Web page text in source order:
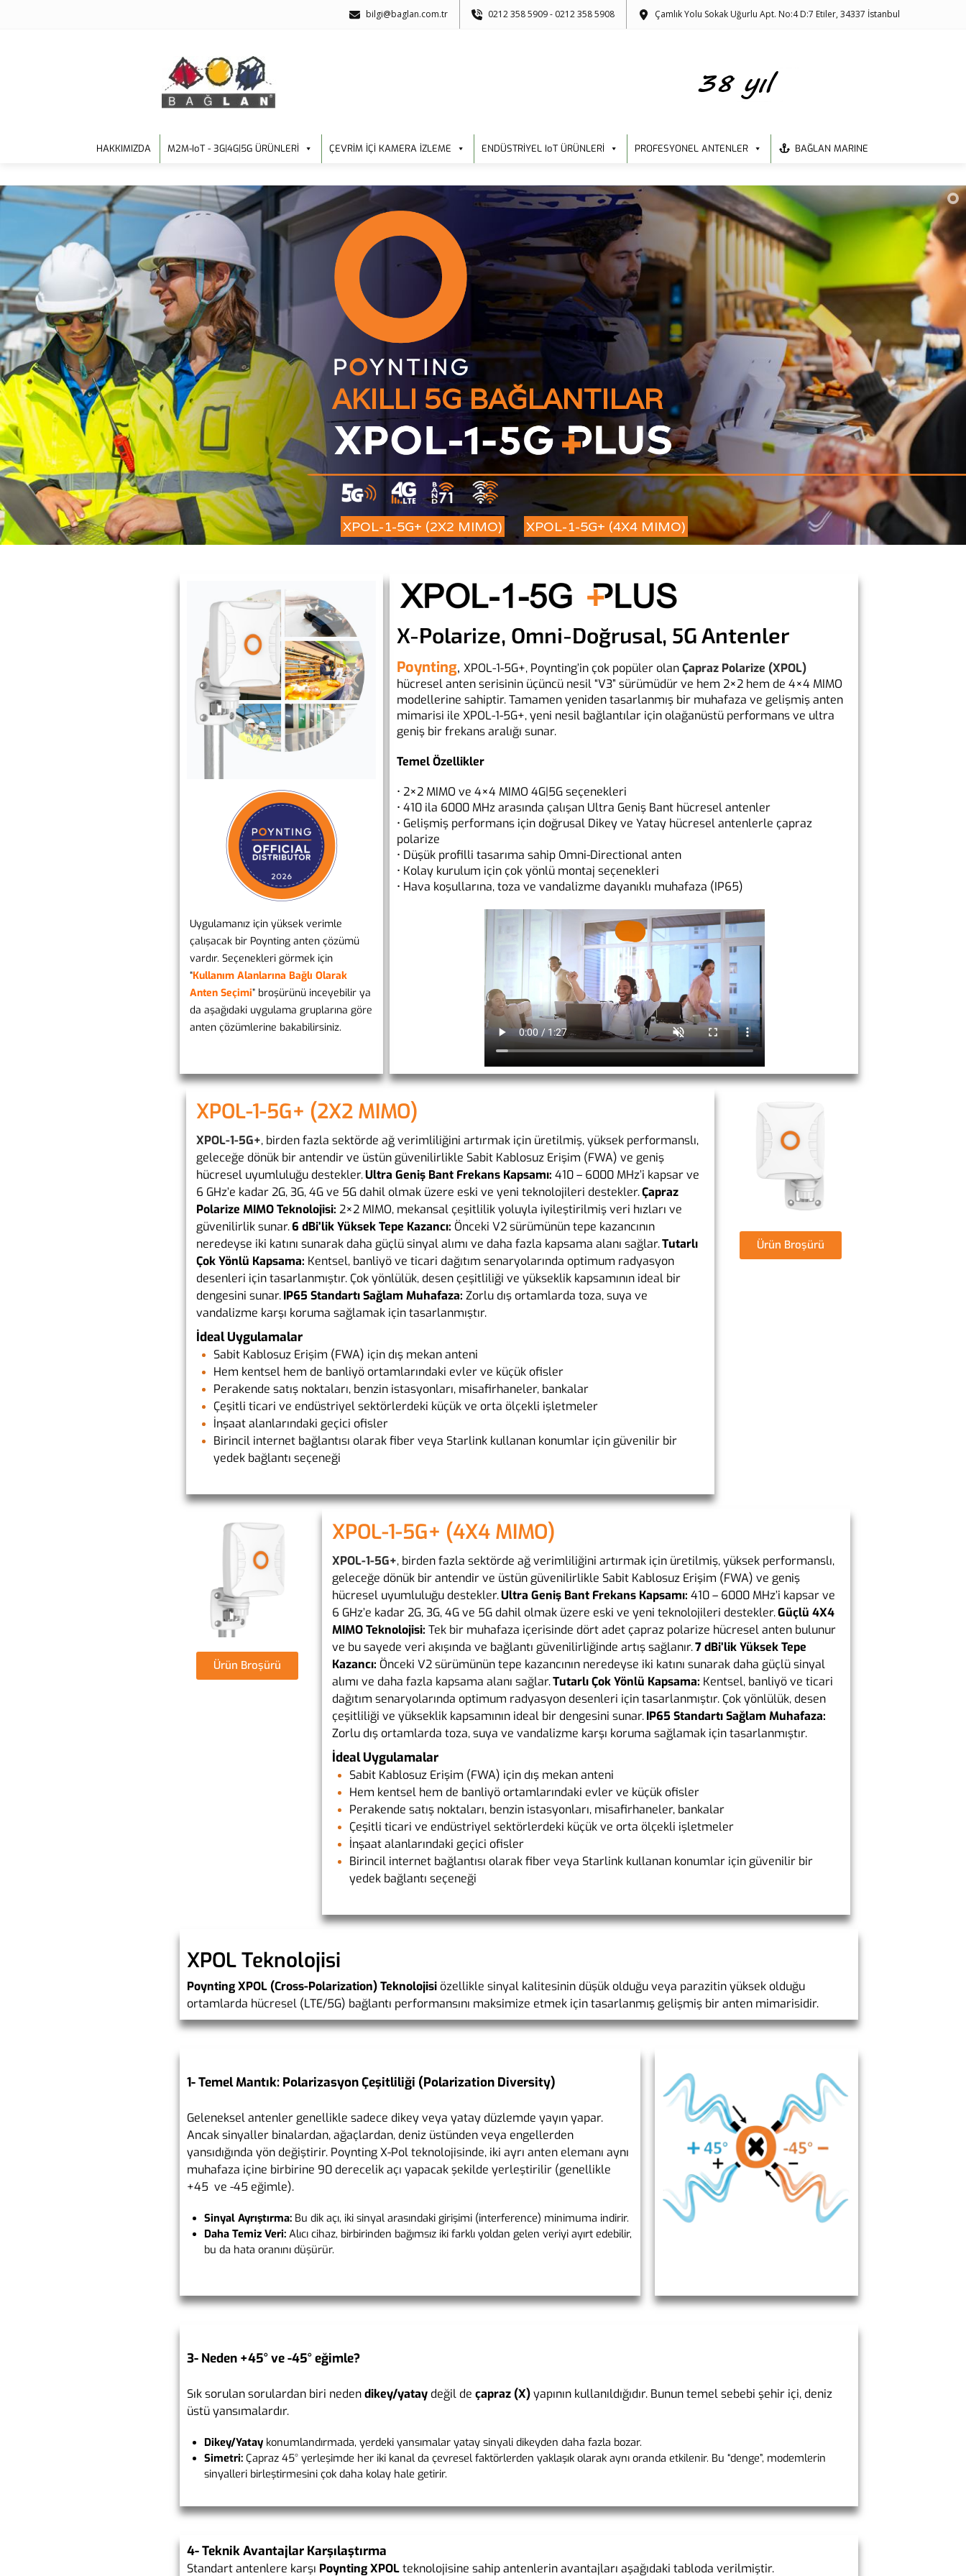
bilgi@baglan.com.tr 0212 358 5909 - 0212 358 5908 Çamlık Yolu Sokak Uğurlu Apt. No:4 D:7 Etiler, 34337 İstanbul
HAKKIMIZDA M2M-IoT - 3G|4G|5G ÜRÜNLERİ ÇEVRİM İÇİ KAMERA İZLEME ENDÜSTRİYEL IoT ÜRÜNLERİ PROFESYONEL ANTENLER BAĞLAN MARINE
AKILLI 5G BAĞLANTILAR
XPOL-1-5G+ (2X2 MIMO) XPOL-1-5G+ (4X4 MIMO)
Uygulamanız için yüksek verimle
çalışacak bir Poynting anten çözümü
vardır. Seçenekleri görmek için
“Kullanım Alanlarına Bağlı Olarak
Anten Seçimi” broşürünü inceyebilir ya
da aşağıdaki uygulama gruplarına göre
anten çözümlerine bakabilirsiniz.
X-Polarize, Omni-Doğrusal, 5G Antenler
Poynting,XPOL-1-5G+, Poynting’in çok popüler olanÇapraz Polarize (XPOL)
hücresel anten serisinin üçüncü nesil “V3” sürümüdür ve hem 2×2 hem de 4×4 MIMO
modellerine sahiptir. Tamamen yeniden tasarlanmış bir muhafaza ve gelişmiş anten
mimarisi ile XPOL-1-5G+, yeni nesil bağlantılar için olağanüstü performans ve ultra
geniş bir frekans aralığı sunar.
Temel Özellikler
• 2×2 MIMO ve 4×4 MIMO 4G|5G seçenekleri
• 410 ila 6000 MHz arasında çalışan Ultra Geniş Bant hücresel antenler
• Gelişmiş performans için doğrusal Dikey ve Yatay hücresel antenlerle çapraz
polarize
• Düşük profilli tasarıma sahip Omni-Directional anten
• Kolay kurulum için çok yönlü montaj seçenekleri
• Hava koşullarına, toza ve vandalizme dayanıklı muhafaza (IP65)
XPOL-1-5G+ (2X2 MIMO)
XPOL-1-5G+, birden fazla sektörde ağ verimliliğini artırmak için üretilmiş, yüksek performanslı,
geleceğe dönük bir antendir ve üstün güvenilirlikle Sabit Kablosuz Erişim (FWA) ve geniş
hücresel uyumluluğu destekler.Ultra Geniş Bant Frekans Kapsamı: 410 – 6000 MHz’i kapsar ve
6 GHz’e kadar 2G, 3G, 4G ve 5G dahil olmak üzere eski ve yeni teknolojileri destekler.Çapraz
Polarize MIMO Teknolojisi: 2×2 MIMO, mekansal çeşitlilik yoluyla iyileştirilmiş veri hızları ve
güvenilirlik sunar.6 dBi’lik Yüksek Tepe Kazancı: Önceki V2 sürümünün tepe kazancının
neredeyse iki katını sunarak daha güçlü sinyal alımı ve daha fazla kapsama alanı sağlar.Tutarlı
Çok Yönlü Kapsama: Kentsel, banliyö ve ticari dağıtım senaryolarında optimum radyasyon
desenleri için tasarlanmıştır. Çok yönlülük, desen çeşitliliği ve yükseklik kapsamının ideal bir
dengesini sunar.IP65 Standartı Sağlam Muhafaza: Zorlu dış ortamlarda toza, suya ve
vandalizme karşı koruma sağlamak için tasarlanmıştır.
İdeal Uygulamalar
Sabit Kablosuz Erişim (FWA) için dış mekan anteni
Hem kentsel hem de banliyö ortamlarındaki evler ve küçük ofisler
Perakende satış noktaları, benzin istasyonları, misafirhaneler, bankalar
Çeşitli ticari ve endüstriyel sektörlerdeki küçük ve orta ölçekli işletmeler
İnşaat alanlarındaki geçici ofisler
Birincil internet bağlantısı olarak fiber veya Starlink kullanan konumlar için güvenilir bir
yedek bağlantı seçeneği
Ürün Broşürü
Ürün Broşürü
XPOL-1-5G+ (4X4 MIMO)
XPOL-1-5G+, birden fazla sektörde ağ verimliliğini artırmak için üretilmiş, yüksek performanslı,
geleceğe dönük bir antendir ve üstün güvenilirlikle Sabit Kablosuz Erişim (FWA) ve geniş
hücresel uyumluluğu destekler.Ultra Geniş Bant Frekans Kapsamı: 410 – 6000 MHz’i kapsar ve
6 GHz’e kadar 2G, 3G, 4G ve 5G dahil olmak üzere eski ve yeni teknolojileri destekler.Güçlü 4X4
MIMO Teknolojisi: Tek bir muhafaza içerisinde dört adet çapraz polarize hücresel anten bulunur
ve bu sayede veri akışında ve bağlantı güvenilirliğinde artış sağlanır.7 dBi’lik Yüksek Tepe
Kazancı: Önceki V2 sürümünün tepe kazancının neredeyse iki katını sunarak daha güçlü sinyal
alımı ve daha fazla kapsama alanı sağlar.Tutarlı Çok Yönlü Kapsama: Kentsel, banliyö ve ticari
dağıtım senaryolarında optimum radyasyon desenleri için tasarlanmıştır. Çok yönlülük, desen
çeşitliliği ve yükseklik kapsamının ideal bir dengesini sunar. IP65 Standartı Sağlam Muhafaza:
Zorlu dış ortamlarda toza, suya ve vandalizme karşı koruma sağlamak için tasarlanmıştır.
İdeal Uygulamalar
Sabit Kablosuz Erişim (FWA) için dış mekan anteni
Hem kentsel hem de banliyö ortamlarındaki evler ve küçük ofisler
Perakende satış noktaları, benzin istasyonları, misafirhaneler, bankalar
Çeşitli ticari ve endüstriyel sektörlerdeki küçük ve orta ölçekli işletmeler
İnşaat alanlarındaki geçici ofisler
Birincil internet bağlantısı olarak fiber veya Starlink kullanan konumlar için güvenilir bir
yedek bağlantı seçeneği
XPOL Teknolojisi
Poynting XPOL (Cross-Polarization) Teknolojisi özellikle sinyal kalitesinin düşük olduğu veya parazitin yüksek olduğu
ortamlarda hücresel (LTE/5G) bağlantı performansını maksimize etmek için tasarlanmış gelişmiş bir anten mimarisidir.
1- Temel Mantık: Polarizasyon Çeşitliliği (Polarization Diversity)
Geleneksel antenler genellikle sadece dikey veya yatay düzlemde yayın yapar.
Ancak sinyaller binalardan, ağaçlardan, deniz üstünden veya engellerden
yansıdığında yön değiştirir. Poynting X-Pol teknolojisinde, iki ayrı anten elemanı aynı
muhafaza içine birbirine 90 derecelik açı yapacak şekilde yerleştirilir (genellikle
+45 ve -45 eğimle).
Sinyal Ayrıştırma: Bu dik açı, iki sinyal arasındaki girişimi (interference) minimuma indirir.
Daha Temiz Veri: Alıcı cihaz, birbirinden bağımsız iki farklı yoldan gelen veriyi ayırt edebilir,
bu da hata oranını düşürür.
3- Neden +45° ve -45° eğimle?
Sık sorulan sorulardan biri nedendikey/yatay değil de çapraz (X)yapının kullanıldığıdır. Bunun temel sebebi şehir içi, deniz
üstü yansımalardır.
Dikey/Yatay konumlandırmada, yerdeki yansımalar yatay sinyali dikeyden daha fazla bozar.
Simetri: Çapraz 45° yerleşimde her iki kanal da çevresel faktörlerden yaklaşık olarak aynı oranda etkilenir. Bu “denge”, modemlerin
sinyalleri birleştirmesini çok daha kolay hale getirir.
4- Teknik Avantajlar Karşılaştırma
Standart antenlere karşı Poynting XPOLteknolojisine sahip antenlerin avantajları aşağıdaki tabloda verilmiştir.